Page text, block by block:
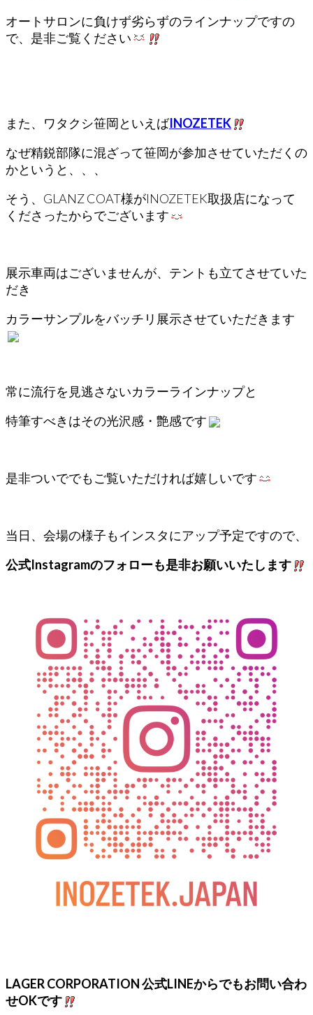
オートサロンに負けず劣らずのラインナップですの
で、是非ご覧ください
また、ワタクシ笹岡といえばINOZETEK
なぜ精鋭部隊に混ざって笹岡が参加させていただくの
かというと、、、
そう、GLANZ COAT様がINOZETEK取扱店になって
くださったからでございます
展示車両はございませんが、テントも立てさせていた
だき
カラーサンプルをバッチリ展示させていただきます
常に流行を見逃さないカラーラインナップと
特筆すべきはその光沢感・艶感です
是非ついででもご覧いただければ嬉しいです
当日、会場の様子もインスタにアップ予定ですので、
公式Instagramのフォローも是非お願いいたします
LAGER CORPORATION 公式LINEからでもお問い合わ
せOKです